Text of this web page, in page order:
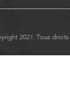
2021. Tous